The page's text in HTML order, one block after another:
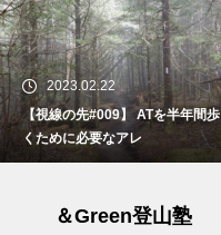
2023.02.22
【視線の先#009】 ATを半年間歩
くために必要なアレ
＆Green登山塾